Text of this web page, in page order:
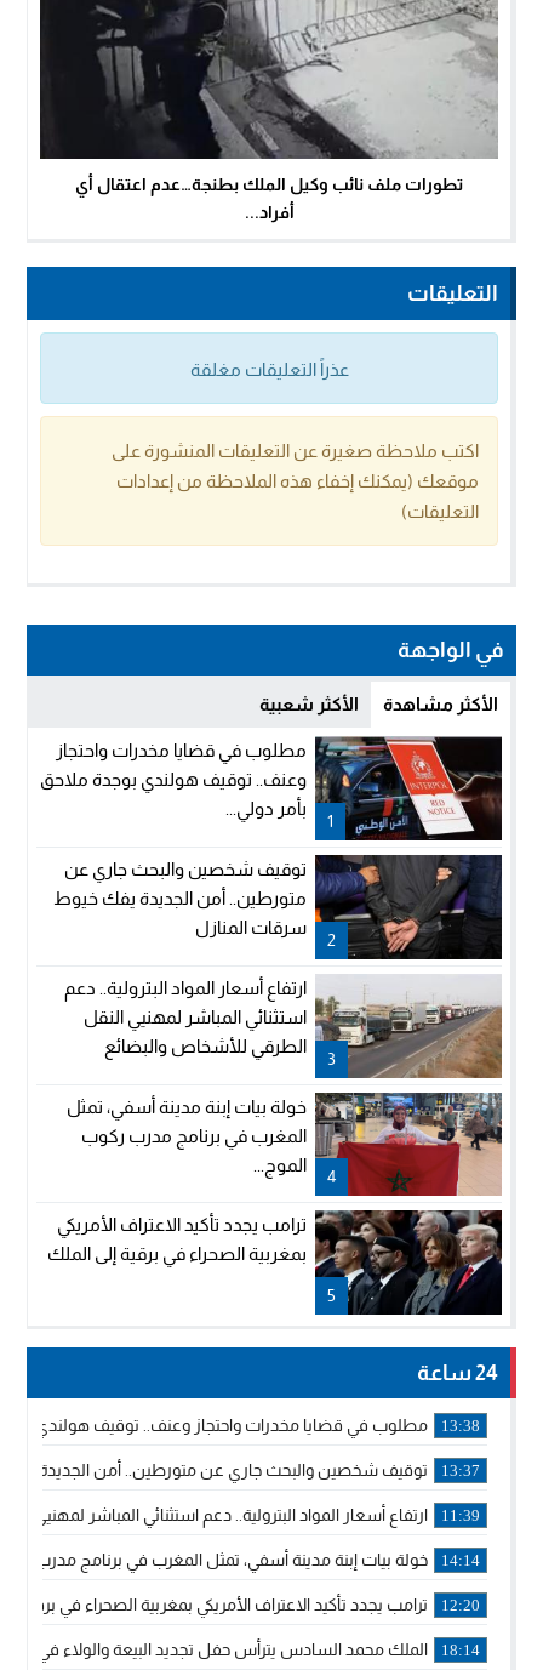
تطورات ملف نائب وكيل الملك بطنجة…عدم اعتقال أي
أفراد...
التعليقات
عذراً التعليقات مغلقة
اكتب ملاحظة صغيرة عن التعليقات المنشورة على
موقعك (يمكنك إخفاء هذه الملاحظة من إعدادات
التعليقات)
في الواجهة
الأكثر مشاهدة الأكثر شعبية
1
مطلوب في قضايا مخدرات واحتجاز
وعنف.. توقيف هولندي بوجدة ملاحق
بأمر دولي...
2
توقيف شخصين والبحث جاري عن
متورطين.. أمن الجديدة يفك خيوط
سرقات المنازل
3
ارتفاع أسعار المواد البترولية.. دعم
استثنائي المباشر لمهنيي النقل
الطرقي للأشخاص والبضائع
4
خولة بيات إبنة مدينة أسفي، تمثل
المغرب في برنامج مدرب ركوب
الموج...
5
ترامب يجدد تأكيد الاعتراف الأمريكي
بمغربية الصحراء في برقية إلى الملك
24 ساعة
13:38 مطلوب في قضايا مخدرات واحتجاز وعنف.. توقيف هولندي
13:37 توقيف شخصين والبحث جاري عن متورطين.. أمن الجديدة يفك
11:39 ارتفاع أسعار المواد البترولية.. دعم استثنائي المباشر لمهنيي
14:14 خولة بيات إبنة مدينة أسفي، تمثل المغرب في برنامج مدرب
12:20 ترامب يجدد تأكيد الاعتراف الأمريكي بمغربية الصحراء في برقية
18:14 الملك محمد السادس يترأس حفل تجديد البيعة والولاء في